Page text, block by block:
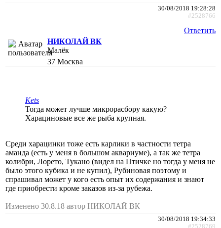
30/08/2018 19:28:28
#2528766
Ответить
НИКОЛАЙ ВК
Малёк
37 Москва
Kets
Тогда может лучше микрорасбору какую?
Харациновые все же рыба крупная.
Среди харацинки тоже есть карлики в частности тетра
аманда (есть у меня в большом аквариуме), а так же тетра
колибри, Лорето, Тукано (видел на Птичке но тогда у меня не
было этого кубика и не купил), Рубиновая поэтому и
спрашивал может у кого есть опыт их содержания и знают
где приобрести кроме заказов из-за рубежа.
Изменено 30.8.18 автор НИКОЛАЙ ВК
30/08/2018 19:34:33
#2528769